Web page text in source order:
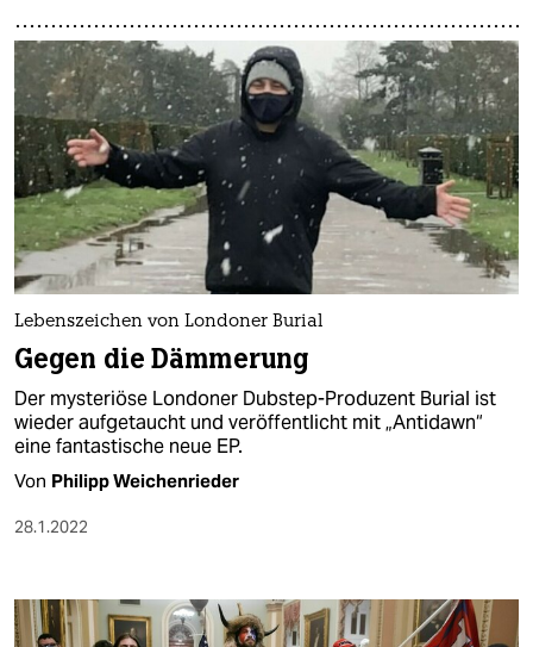
Lebenszeichen von Londoner Burial
Gegen die Dämmerung
Der mysteriöse Londoner Dubstep-Produzent Burial ist
wieder aufgetaucht und veröffentlicht mit „Antidawn“
eine fantastische neue EP.
Von Philipp Weichenrieder
28.1.2022